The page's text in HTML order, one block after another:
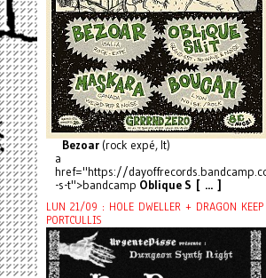
Bezoar(rock expé, It)
a
href="https://
-s-t">bandcamp Oblique S [ ... ]
LUN 21/09 : HOLE DWELLER + DRAGON KEEP
PORTCULLIS